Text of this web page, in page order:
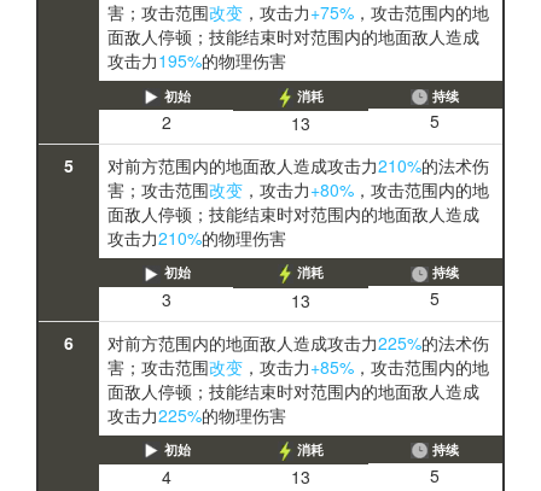
害；攻击范围改变 ，攻击力+75% ，攻击范围内的地
面敌人停顿；技能结束时对范围内的地面敌人造成
攻击力195%的物理伤害
初始
2
消耗
13
持续
5
5
对前方范围内的地面敌人造成攻击力210%的法术伤
害；攻击范围改变 ，攻击力+80% ，攻击范围内的地
面敌人停顿；技能结束时对范围内的地面敌人造成
攻击力210%的物理伤害
初始
3
消耗
13
持续
5
6
对前方范围内的地面敌人造成攻击力225%的法术伤
害；攻击范围改变 ，攻击力+85% ，攻击范围内的地
面敌人停顿；技能结束时对范围内的地面敌人造成
攻击力225%的物理伤害
初始
4
消耗
13
持续
5